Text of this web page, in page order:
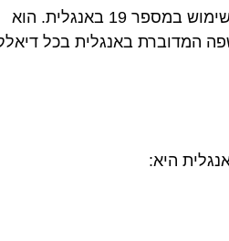
זהו התרגום היחיד והסטנדרטי לשימוש במספר 19 באנגלית. הוא
המדוברת באנגלית בכל